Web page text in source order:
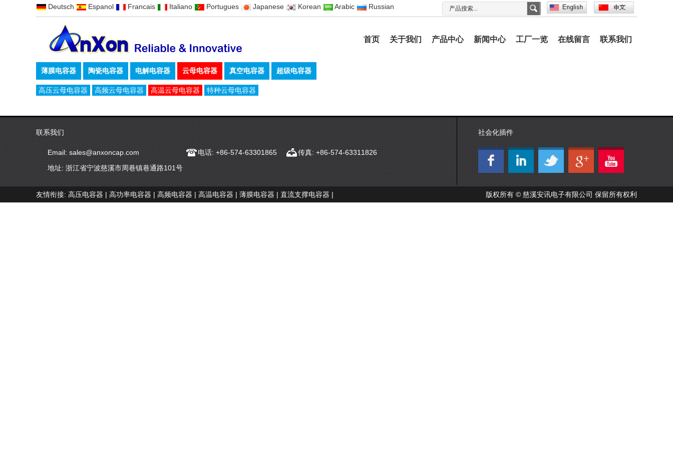
Deutsch Espanol Francais Italiano Portugues Japanese Korean Arabic Russian
首页 关于我们 产品中心 新闻中心 工厂一览 在线留言 联系我们
薄膜电容器 陶瓷电容器 电解电容器 云母电容器 真空电容器 超级电容器
高压云母电容器 高频云母电容器 高温云母电容器 特种云母电容器
联系我们
Email: sales@anxoncap.com 电话: +86-574-63301865
传真: +86-574-63311826
地址: 浙江省宁波慈溪市周巷镇巷通路101号
社会化插件
版权所有 © 慈溪安讯电子有限公司 保留所有权利
友情衔接: 高压电容器 | 高功率电容器 | 高频电容器 | 高温电容器 | 薄膜电容器 | 直流支撑电容器 |